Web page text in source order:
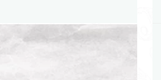
Voor
Bedrijf